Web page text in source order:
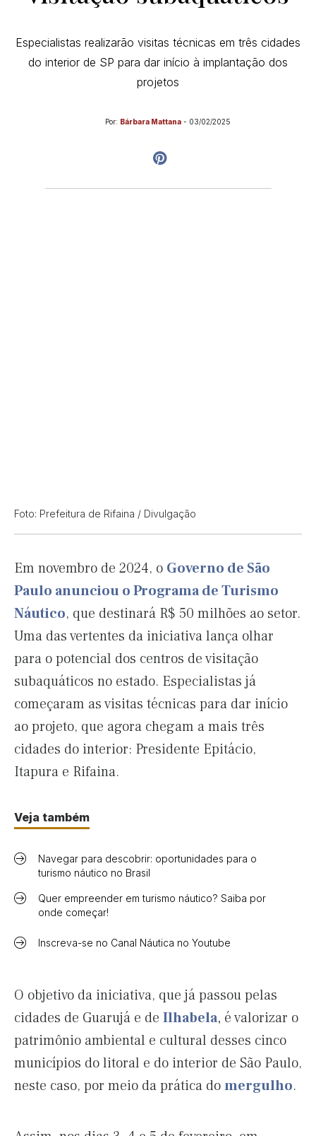
Especialistas realizarão visitas técnicas em três cidades
do interior de SP para dar início à implantação dos
projetos
Por: Bárbara Mattana - 03/02/2025
Foto: Prefeitura de Rifaina / Divulgação
Em novembro de 2024, o Governo de São
Paulo anunciou o Programa de Turismo
Náutico, que destinará R$ 50 milhões ao setor.
Uma das vertentes da iniciativa lança olhar
para o potencial dos centros de visitação
subaquáticos no estado. Especialistas já
começaram as visitas técnicas para dar início
ao projeto, que agora chegam a mais três
cidades do interior: Presidente Epitácio,
Itapura e Rifaina.
Veja também
Navegar para descobrir: oportunidades para o
turismo náutico no Brasil
Quer empreender em turismo náutico? Saiba por
onde começar!
Inscreva-se no Canal Náutica no Youtube
O objetivo da iniciativa, que já passou pelas
cidades de Guarujá e de Ilhabela, é valorizar o
patrimônio ambiental e cultural desses cinco
municípios do litoral e do interior de São Paulo,
neste caso, por meio da prática domergulho.